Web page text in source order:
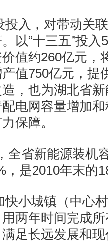
投入，对带动关
以“十三五”投入
值约260亿元，
值750亿元，提
，也为湖北省
电网容量增加
保障。
全省新能源装机
，是2010年末的
快小城镇（中心
两年时间完成
足长远发展和